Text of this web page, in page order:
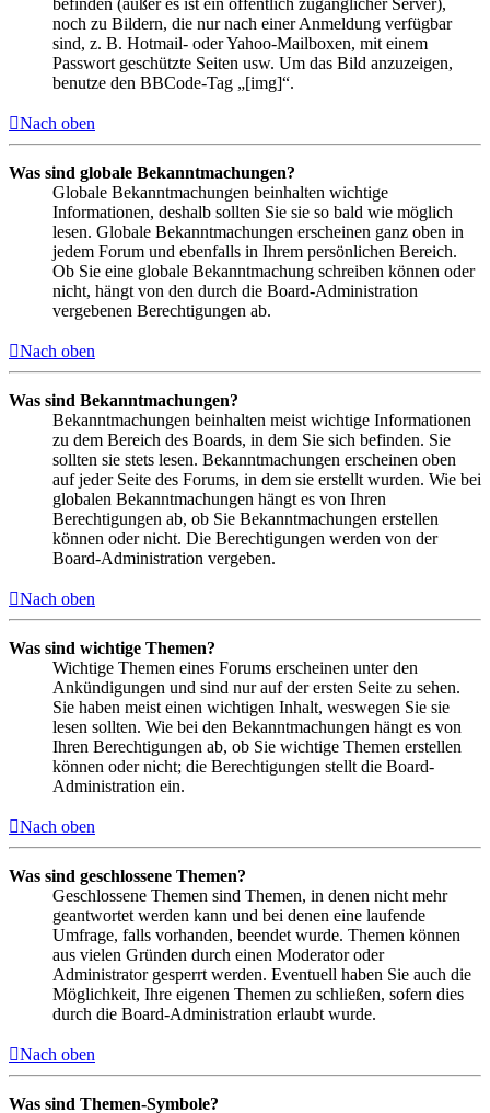
noch zu Bildern, die nur nach einer Anmeldung verfügbar
sind, z. B. Hotmail- oder Yahoo-Mailboxen, mit einem
Passwort geschützte Seiten usw. Um das Bild anzuzeigen,
benutze den BBCode-Tag „[img]“.
Nach oben
Was sind globale Bekanntmachungen?
Globale Bekanntmachungen beinhalten wichtige
Informationen, deshalb sollten Sie sie so bald wie möglich
lesen. Globale Bekanntmachungen erscheinen ganz oben in
jedem Forum und ebenfalls in Ihrem persönlichen Bereich.
Ob Sie eine globale Bekanntmachung schreiben können oder
nicht, hängt von den durch die Board-Administration
vergebenen Berechtigungen ab.
Nach oben
Was sind Bekanntmachungen?
Bekanntmachungen beinhalten meist wichtige Informationen
zu dem Bereich des Boards, in dem Sie sich befinden. Sie
sollten sie stets lesen. Bekanntmachungen erscheinen oben
auf jeder Seite des Forums, in dem sie erstellt wurden. Wie bei
globalen Bekanntmachungen hängt es von Ihren
Berechtigungen ab, ob Sie Bekanntmachungen erstellen
können oder nicht. Die Berechtigungen werden von der
Board-Administration vergeben.
Nach oben
Was sind wichtige Themen?
Wichtige Themen eines Forums erscheinen unter den
Ankündigungen und sind nur auf der ersten Seite zu sehen.
Sie haben meist einen wichtigen Inhalt, weswegen Sie sie
lesen sollten. Wie bei den Bekanntmachungen hängt es von
Ihren Berechtigungen ab, ob Sie wichtige Themen erstellen
können oder nicht; die Berechtigungen stellt die Board-
Administration ein.
Nach oben
Was sind geschlossene Themen?
Geschlossene Themen sind Themen, in denen nicht mehr
geantwortet werden kann und bei denen eine laufende
Umfrage, falls vorhanden, beendet wurde. Themen können
aus vielen Gründen durch einen Moderator oder
Administrator gesperrt werden. Eventuell haben Sie auch die
Möglichkeit, Ihre eigenen Themen zu schließen, sofern dies
durch die Board-Administration erlaubt wurde.
Nach oben
Was sind Themen-Symbole?